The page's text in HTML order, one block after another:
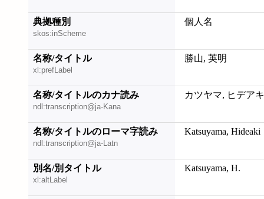
典拠種別
skos:inScheme
個人名
名称/タイトル
xl:prefLabel
勝山, 英明
名称/タイトルのカナ読み
ndl:transcription@ja-Kana
カツヤマ, ヒデアキ
名称/タイトルのローマ字読み
ndl:transcription@ja-Latn
Katsuyama, Hideaki
別名/別タイトル
xl:altLabel
Katsuyama, H.